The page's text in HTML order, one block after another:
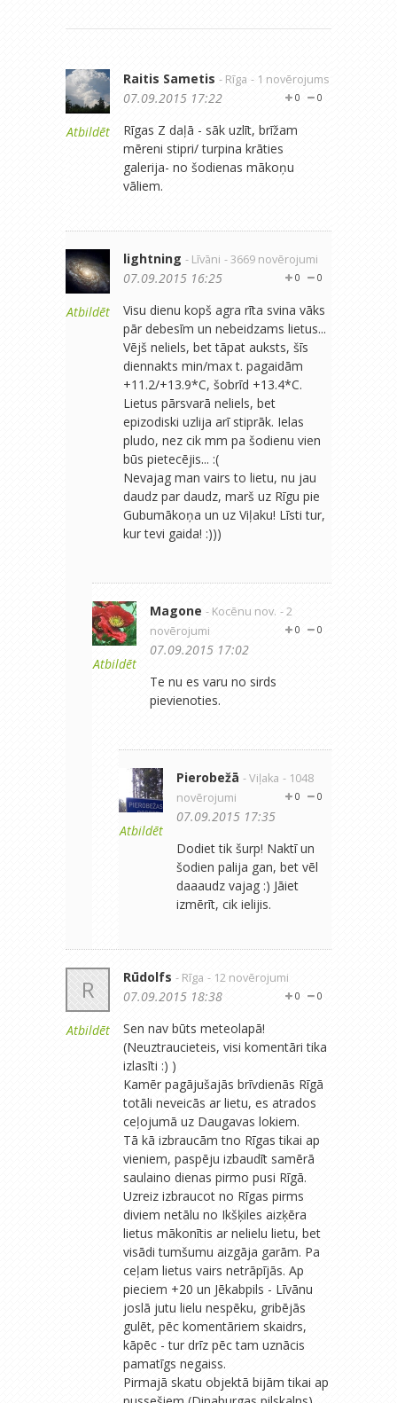
Atbildēt
Raitis Sametis - Rīga - 1 novērojums
0
0
07.09.2015 17:22
Rīgas Z daļā - sāk uzlīt, brīžam
mēreni stipri/ turpina krāties
galerija- no šodienas mākoņu
vāliem.
Atbildēt
lightning - Līvāni - 3669 novērojumi
0
0
07.09.2015 16:25
Visu dienu kopš agra rīta svina vāks
pār debesīm un nebeidzams lietus...
Vējš neliels, bet tāpat auksts, šīs
diennakts min/max t. pagaidām
+11.2/+13.9*C, šobrīd +13.4*C.
Lietus pārsvarā neliels, bet
epizodiski uzlija arī stiprāk. Ielas
pludo, nez cik mm pa šodienu vien
būs pietecējis... :(
Nevajag man vairs to lietu, nu jau
daudz par daudz, marš uz Rīgu pie
Gubumākoņa un uz Viļaku! Līsti tur,
kur tevi gaida! :)))
Atbildēt
Magone - Kocēnu nov. - 2
novērojumi
0
0
07.09.2015 17:02
Te nu es varu no sirds
pievienoties.
Atbildēt
Pierobežā - Viļaka - 1048
novērojumi
0
0
07.09.2015 17:35
Dodiet tik šurp! Naktī un
šodien palija gan, bet vēl
daaaudz vajag :) Jāiet
izmērīt, cik ielijis.
R
Atbildēt
Rūdolfs - Rīga - 12 novērojumi
0
0
07.09.2015 18:38
Sen nav būts meteolapā!
(Neuztraucieteis, visi komentāri tika
izlasīti :) )
Kamēr pagājušajās brīvdienās Rīgā
totāli neveicās ar lietu, es atrados
ceļojumā uz Daugavas lokiem.
Tā kā izbraucām tno Rīgas tikai ap
vieniem, paspēju izbaudīt samērā
saulaino dienas pirmo pusi Rīgā.
Uzreiz izbraucot no Rīgas pirms
diviem netālu no Ikšķiles aizķēra
lietus mākonītis ar nelielu lietu, bet
visādi tumšumu aizgāja garām. Pa
ceļam lietus vairs netrāpījās. Ap
pieciem +20 un Jēkabpils - Līvānu
joslā jutu lielu nespēku, gribējās
gulēt, pēc komentāriem skaidrs,
kāpēc - tur drīz pēc tam uznācis
pamatīgs negaiss.
Pirmajā skatu objektā bijām tikai ap